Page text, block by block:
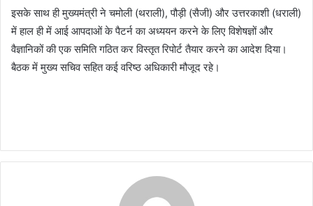
इसके साथ ही मुख्यमंत्री ने चमोली (थराली), पौड़ी (सैजी) और उत्तरकाशी (धराली)
में हाल ही में आई आपदाओं के पैटर्न का अध्ययन करने के लिए विशेषज्ञों और
वैज्ञानिकों की एक समिति गठित कर विस्तृत रिपोर्ट तैयार करने का आदेश दिया।
बैठक में मुख्य सचिव सहित कई वरिष्ठ अधिकारी मौजूद रहे।